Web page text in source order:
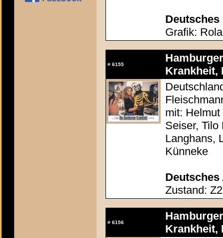
Deutsches
Grafik:
# 6155
Krankheit,
mit:
Seiser, Tilo
Langhans,
Künneke
Deutsches
Zustand: Z2
# 6156
Krankheit,